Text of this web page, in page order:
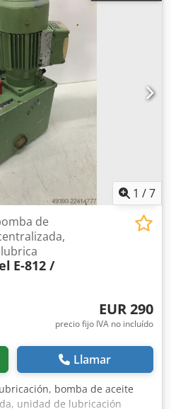
1 /7
de
E-812 /
EUR 290
precio fijo IVA no incluído
Llamar
bomba de aceite
unidad de lubricación